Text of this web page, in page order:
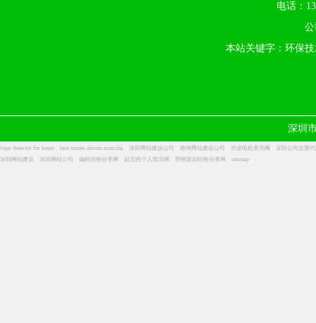
电话：
本站关键字：环保
深圳
vape detector for home best smoke alarms australia 深圳网站建设公司 惠州网站建设公司 步进电机资讯网
深圳公司注册
深圳网站建设
深圳网站公司 编程经验分享网 赵宝的个人简历网 营销策划经验分享网 sitemap